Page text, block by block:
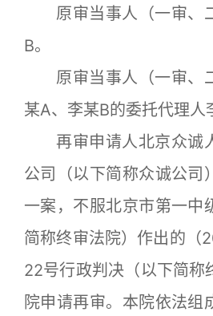
原审当事人（一审、
B。
原审当事人（一审、
某A、李某B的委托代理人
再审申请人北京众诚
公司（以下简称众诚公司
一案，不服北京市第一中
简称终审法院）作出的（
22号行政判决（以下简称
院申请再审。本院依法组